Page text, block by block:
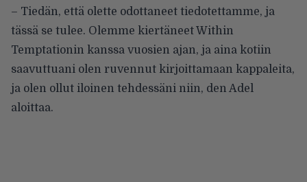
– Tiedän, että olette odottaneet tiedotettamme, ja
tässä se tulee. Olemme kiertäneet Within
Temptationin kanssa vuosien ajan, ja aina kotiin
saavuttuani olen ruvennut kirjoittamaan kappaleita,
ja olen ollut iloinen tehdessäni niin, den Adel
aloittaa.